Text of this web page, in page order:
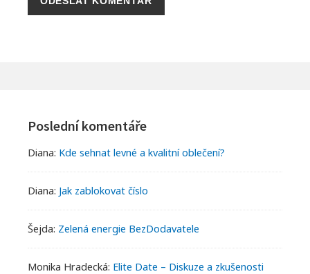
Widgets
Poslední komentáře
Diana: Kde sehnat levné a kvalitní oblečení?
Diana: Jak zablokovat číslo
Šejda: Zelená energie BezDodavatele
Monika Hradecká: Elite Date – Diskuze a zkušenosti